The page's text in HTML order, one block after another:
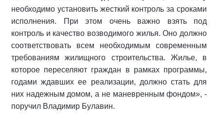
необходимо установить жесткий контроль за сроками
исполнения. При этом очень важно взять под
контроль и качество возводимого жилья. Оно должно
соответствовать всем необходимым современным
требованиям жилищного строительства. Жилье, в
которое переселяют граждан в рамках программы,
годами ждавших ее реализации, должно стать для
них надежным домом, а не маневренным фондом», -
поручил Владимир Булавин.